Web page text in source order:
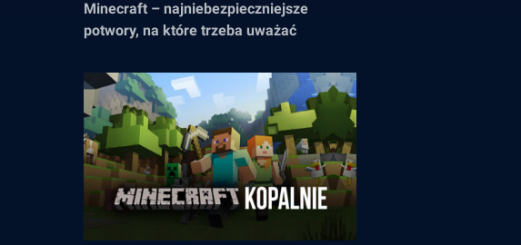
Minecraft – najniebezpieczniejsze
potwory, na które trzeba uważać